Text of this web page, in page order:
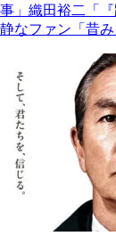
事」織田裕二「
静なファン「昔